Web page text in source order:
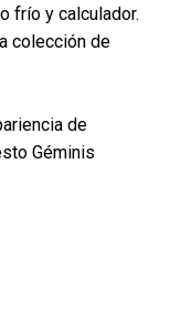
frío y calculador.
colección de
de
Géminis